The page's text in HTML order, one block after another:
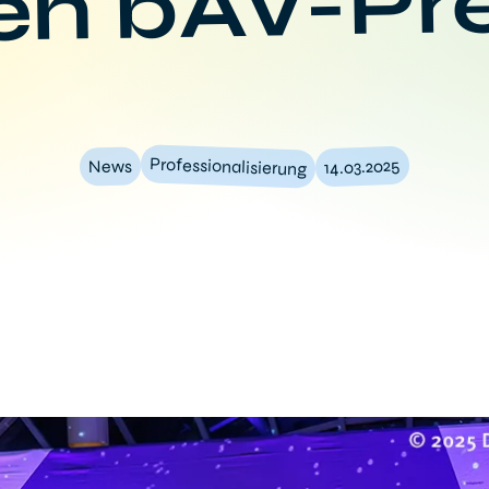
News Professionalisierung 14.03.2025